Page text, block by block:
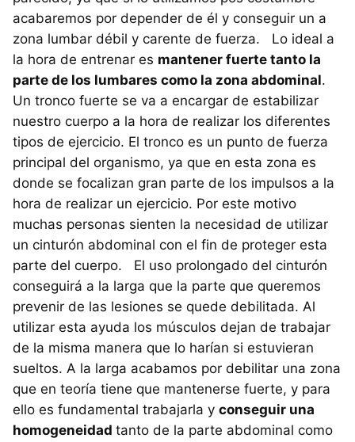
acabaremos por depender de él y conseguir un a
zona lumbar débil y carente de fuerza. Lo ideal a
la hora de entrenar es mantener fuerte tanto la
parte de los lumbares como la zona abdominal.
Un tronco fuerte se va a encargar de estabilizar
nuestro cuerpo a la hora de realizar los diferentes
tipos de ejercicio. El tronco es un punto de fuerza
principal del organismo, ya que en esta zona es
donde se focalizan gran parte de los impulsos a la
hora de realizar un ejercicio. Por este motivo
muchas personas sienten la necesidad de utilizar
un cinturón abdominal con el fin de proteger esta
parte del cuerpo. El uso prolongado del cinturón
conseguirá a la larga que la parte que queremos
prevenir de las lesiones se quede debilitada. Al
utilizar esta ayuda los músculos dejan de trabajar
de la misma manera que lo harían si estuvieran
sueltos. A la larga acabamos por debilitar una zona
que en teoría tiene que mantenerse fuerte, y para
ello es fundamental trabajarla y conseguir una
homogeneidad tanto de la parte abdominal como